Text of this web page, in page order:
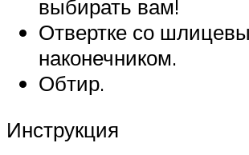
выбирать вам!
Отвертке со
наконечником.
Обтир.
Инструкция